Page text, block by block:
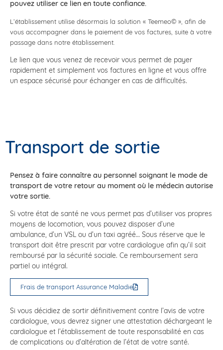
pouvez utiliser ce lien en toute confiance.
L’établissement utilise désormais la solution « Teemeo© », afin de
vous accompagner dans le paiement de vos factures, suite à votre
passage dans notre établissement.
Le lien que vous venez de recevoir vous permet de payer
rapidement et simplement vos factures en ligne et vous offre
un espace sécurisé pour échanger en cas de difficultés.
Transport de sortie
Pensez à faire connaître au personnel soignant le mode de
transport de votre retour au moment où le médecin autorise
votre sortie.
Si votre état de santé ne vous permet pas d’utiliser vos propres
moyens de locomotion, vous pouvez disposer d’une
ambulance, d’un VSL ou d’un taxi agréé… Sous réserve que le
transport doit être prescrit par votre cardiologue afin qu’il soit
remboursé par la sécurité sociale. Ce remboursement sera
partiel ou intégral.
Frais de transport Assurance Maladie
Si vous décidiez de sortir définitivement contre l’avis de votre
cardiologue, vous devrez signer une attestation déchargeant le
cardiologue et l’établissement de toute responsabilité en cas
de complications ou d’altération de l’état de votre santé.